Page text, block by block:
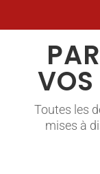
Toutes les
mises à